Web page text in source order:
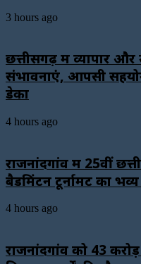
3 hours ago
छत्तीसगढ़ में व्यापार और
संभावनाएं, आपसी
डेका
4 hours ago
राजनांदगांव में 25वीं
बैडमिंटन टूर्नामेंट का
4 hours ago
राजनांदगांव को 43